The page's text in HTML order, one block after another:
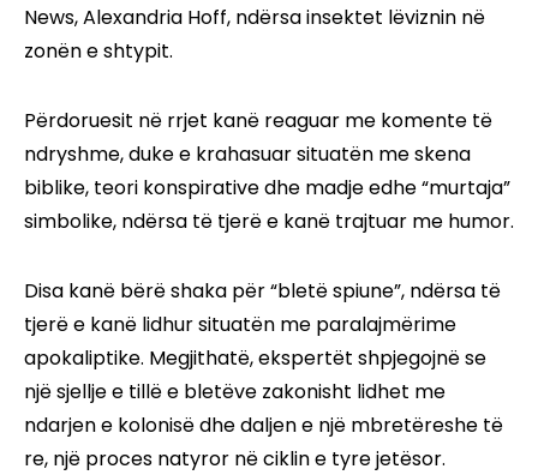
News, Alexandria Hoff, ndërsa insektet lëviznin në
zonën e shtypit.
Përdoruesit në rrjet kanë reaguar me komente të
ndryshme, duke e krahasuar situatën me skena
biblike, teori konspirative dhe madje edhe “murtaja”
simbolike, ndërsa të tjerë e kanë trajtuar me humor.
Disa kanë bërë shaka për “bletë spiune”, ndërsa të
tjerë e kanë lidhur situatën me paralajmërime
apokaliptike. Megjithatë, ekspertët shpjegojnë se
një sjellje e tillë e bletëve zakonisht lidhet me
ndarjen e kolonisë dhe daljen e një mbretëreshe të
re, një proces natyror në ciklin e tyre jetësor.